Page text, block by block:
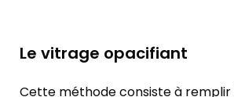
Le vitrage opacifiant
Cette méthode consiste à